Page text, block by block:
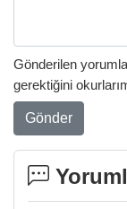
Gönderilen
gerektiğini
Gönder